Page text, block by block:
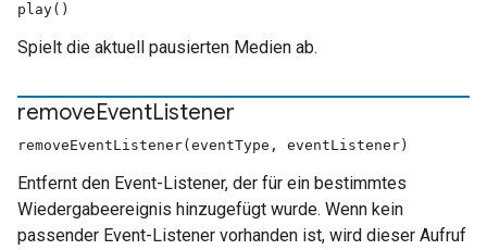
play()
Spielt die aktuell pausierten Medien ab.
removeEventListener
removeEventListener(eventType, eventListener)
Entfernt den Event-Listener, der für ein bestimmtes
Wiedergabeereignis hinzugefügt wurde. Wenn kein
passender Event-Listener vorhanden ist, wird dieser Aufruf